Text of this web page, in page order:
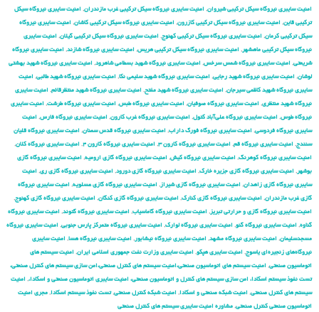
امنیت سایبری نیروگاه سیکل ترکیبی شیروان, امنیت سایبری نیروگاه سیکل ترکیبی غرب مازندران, امنیت سایبری نیروگاه سیکل
ترکیبی قاین, امنیت سایبری نیروگاه سیکل ترکیبی کازرون, امنیت سایبری نیروگاه سیکل ترکیبی کاشان, امنیت سایبری نیروگاه
سیکل ترکیبی کرمان, امنیت سایبری نیروگاه سیکل ترکیبی کهنوج, امنیت سایبری نیروگاه سیکل ترکیبی گیلان, امنیت سایبری
نیروگاه سیکل ترکیبی ماهشهر , امنیت سایبری نیروگاه سیکل ترکیبی هریس, امنیت سایبری نیروگاه شازند, امنیت سایبری نیروگاه
شریعتی, امنیت سایبری نیروگاه شمس سرخس, امنیت سایبری نیروگاه شهید بسطامی شاهرود, امنیت سایبری نیروگاه شهید بهشتی
لوشان, امنیت سایبری نیروگاه شهید رجایی, امنیت سایبری نیروگاه شهید سلیمی نکا, امنیت سایبری نیروگاه شهید طالبی, امنیت
سایبری نیروگاه شهید کاظمی سیرجان, امنیت سایبری نیروگاه شهید مفتح, امنیت سایبری نیروگاه شهید منتظرقائم, امنیت سایبری
نیروگاه شهید منتظری, امنیت سایبری نیروگاه صوفیان, امنیت سایبری نیروگاه طبس, امنیت سایبری نیروگاه طرشت, امنیت سایبری
نیروگاه طوس, امنیت سایبری نیروگاه علی‌آباد کتول, امنیت سایبری نیروگاه غرب کارون, امنیت سایبری نیروگاه فارس, امنیت
سایبری نیروگاه فردوسی, امنیت سایبری نیروگاه فورگ داراب, امنیت سایبری نیروگاه قدس سمنان, امنیت سایبری نیروگاه قلیان
سنندج, امنیت سایبری نیروگاه قم, امنیت سایبری نیروگاه کارون ۳ , امنیت سایبری نیروگاه کارون ۴ , امنیت سایبری نیروگاه کلان,
امنیت سایبری نیروگاه کوهرنگ, امنیت سایبری نیروگاه کیش, امنیت سایبری نیروگاه گازی ارومیه, امنیت سایبری نیروگاه گازی
بوشهر , امنیت سایبری نیروگاه گازی جزیره خارک, امنیت سایبری نیروگاه گازی دورود, امنیت سایبری نیروگاه گازی ری, امنیت
سایبری نیروگاه گازی زاهدان, امنیت سایبری نیروگاه گازی شیراز , امنیت سایبری نیروگاه گازی عسلویه, امنیت سایبری نیروگاه
گازی غرب مازندران, امنیت سایبری نیروگاه گازی کنارک, امنیت سایبری نیروگاه گازی کنگان, امنیت سایبری نیروگاه گازی کهنوج,
امنیت سایبری نیروگاه گازی و حرارتی تبریز , امنیت سایبری نیروگاه گاماسیاب, امنیت سایبری نیروگاه گتوند, امنیت سایبری نیروگاه
گناوه, امنیت سایبری نیروگاه گنو, امنیت سایبری نیروگاه لوارک, امنیت سایبری نیروگاه متمرکز پارس جنوبی, امنیت سایبری نیروگاه
مسجدسلیمان, امنیت سایبری نیروگاه مشهد, امنیت سایبری نیروگاه نیشابور , امنیت سایبری نیروگاه هسا, امنیت سایبری
نیروگاه‌های زنجیره‌ای یاسوج, امنیت سایبری هپکو, امنیت سایبری وزارت نفت جمهوری اسلامی ایران, امنیت سیستم های
اتوماسیون صنعتی, امنیت سیستم های اتوماسیون صنعتی،امنیت سیستم های کنترل صنعتی،امن سازی سیستم های کنترل صنعتی،
تست نفوذ سیستم اسکادا، امن سازی سیستم های کنترل و اتوماسیون صنعتی، امنیت سایبری اتوماسیون صنعتی و اسکادا،, امنیت
سیستم های کنترل صنعتی, امنیت شبکه صنعتی و اسکادا, امنیت شبکه کنترل صنعتی,تست نفوذ سیستم اسکادا, مجری امنیت
اتوماسیون صنعتی کنترل صنعتی, مشاوره امنیت سایبری سیستم های کنترل صنعتی